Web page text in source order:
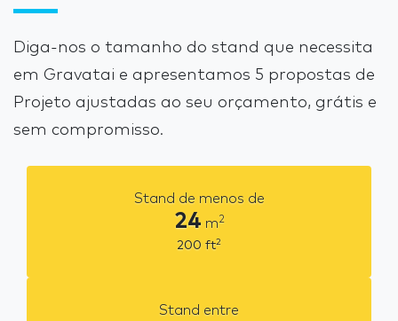
Diga-nos o tamanho do stand que necessita
em Gravatai e apresentamos 5 propostas de
Projeto ajustadas ao seu orçamento, grátis e
sem compromisso.
Stand de menos de
24 m2
200 ft2
Stand entre